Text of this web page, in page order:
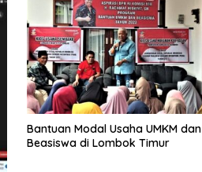
Bantuan Modal Usaha UMKM dan
Beasiswa di Lombok Timur